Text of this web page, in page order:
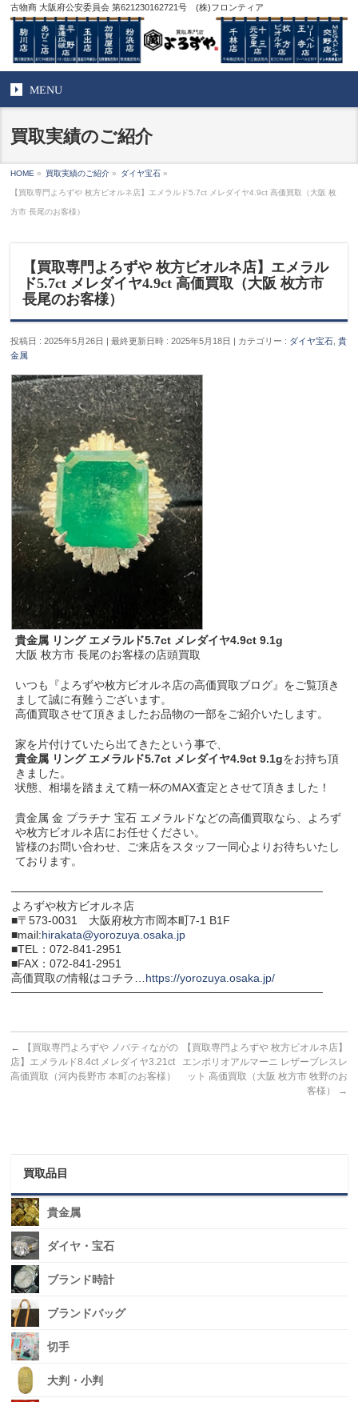
古物商 大阪府公安委員会 第621230162721号 (株)フロンティア
MENU
買取実績のご紹介
HOME » 買取実績のご紹介 » ダイヤ宝石 »
【買取専門よろずや 枚方ビオルネ店】エメラルド5.7ct メレダイヤ4.9ct 高価買取（大阪 枚
方市 長尾のお客様）
【買取専門よろずや 枚方ビオルネ店】エメラル
ド5.7ct メレダイヤ4.9ct 高価買取（大阪 枚方市
長尾のお客様）
投稿日 : 2025年5月26日 最終更新日時 : 2025年5月18日 カテゴリー : ダイヤ宝石 ,貴
金属
貴金属 リング エメラルド5.7ct メレダイヤ4.9ct 9.1g
大阪 枚方市 長尾のお客様の店頭買取
いつも『よろずや枚方ビオルネ店の高価買取ブログ』をご覧頂き
まして誠に有難うございます。
高価買取させて頂きましたお品物の一部をご紹介いたします。
家を片付けていたら出てきたという事で、
貴金属 リング エメラルド5.7ct メレダイヤ4.9ct 9.1gをお持ち頂
きました。
状態、相場を踏まえて精一杯のMAX査定とさせて頂きました！
貴金属 金 プラチナ 宝石 エメラルドなどの高価買取なら、よろず
や枚方ビオルネ店にお任せください。
皆様のお問い合わせ、ご来店をスタッフ一同心よりお待ちいたし
ております。
───────────────────────────────────────
よろずや枚方ビオルネ店
■〒573-0031 大阪府枚方市岡本町7-1 B1F
■mail:hirakata@yorozuya.osaka.jp
■TEL：072-841-2951
■FAX：072-841-2951
高価買取の情報はコチラ… https://yorozuya.osaka.jp/
───────────────────────────────────────
←
【買取専門よろずや ノバティながの
店】エメラルド8.4ct メレダイヤ3.21ct
高価買取（河内長野市 本町のお客様）
【買取専門よろずや 枚方ビオルネ店】
エンポリオアルマーニ レザーブレスレ
ット 高価買取（大阪 枚方市 牧野のお
客様）
→
買取品目
貴金属
ダイヤ・宝石
ブランド時計
ブランドバッグ
切手
大判・小判